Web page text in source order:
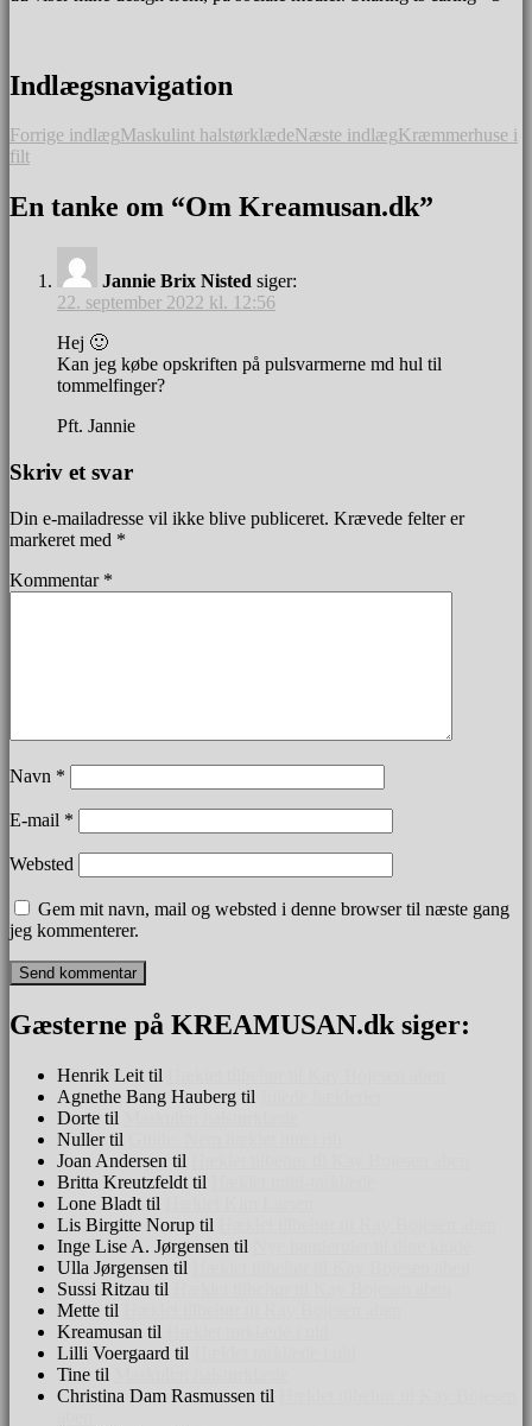
Indlægsnavigation
Forrige indlægMaskulint halstørklædeNæste indlægKræmmerhuse i
filt
En tanke om “Om Kreamusan.dk”
Jannie Brix Nisted siger:
22. september 2022 kl. 12:56
Hej 🙂
Kan jeg købe opskriften på pulsvarmerne md hul til
tommelfinger?
Pft. Jannie
Skriv et svar
Din e-mailadresse vil ikke blive publiceret. Krævede felter er
markeret med *
Kommentar *
Navn *
E-mail *
Websted
Gem mit navn, mail og websted i denne browser til næste gang
jeg kommenterer.
Gæsterne på KREAMUSAN.dk siger:
Henrik Leit til
Agnethe Bang Hauberg til
Dorte til
Nullertil
Joan Andersen til
Britta Kreutzfeldt til
Lone Bladt til
Lis Birgitte Norup til
Inge Lise A. Jørgensen til
Ulla Jørgensen til
Sussi Ritzau til
Mette til
Kreamusan til
Lilli Voergaard til
Tine til
Christina Dam Rasmussen til